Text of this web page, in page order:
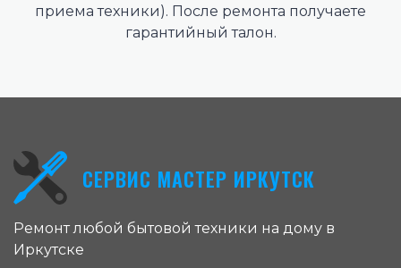
приема техники). После ремонта получаете
гарантийный талон.
СЕРВИС МАСТЕР ИРКУТСК
Ремонт любой бытовой техники на дому в
Иркутске